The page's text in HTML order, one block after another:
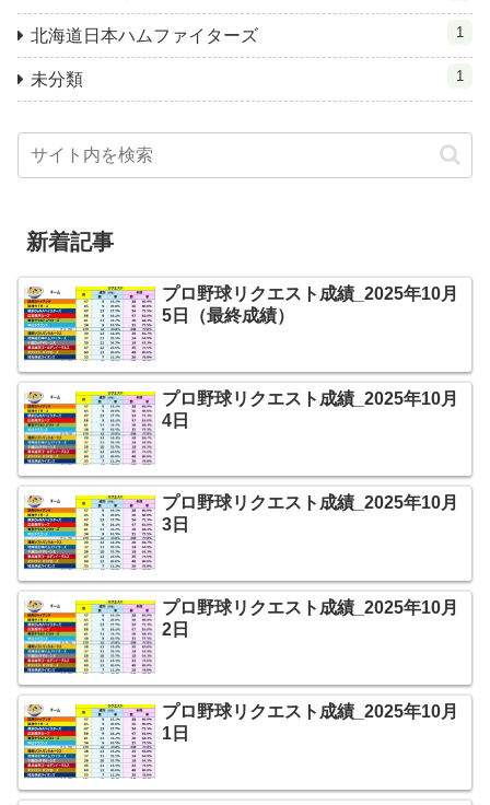
北海道日本ハムファイターズ 1
未分類 1
新着記事
プロ野球リクエスト成績_2025年10月
5日（最終成績）
プロ野球リクエスト成績_2025年10月
4日
プロ野球リクエスト成績_2025年10月
3日
プロ野球リクエスト成績_2025年10月
2日
プロ野球リクエスト成績_2025年10月
1日